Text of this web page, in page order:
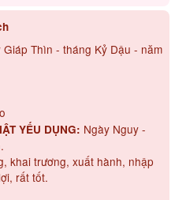
Thìn - tháng Kỷ Dậu - năm
YẾU DỤNG: Ngày Nguy -
khai trương, xuất hành, nhập
rất tốt.